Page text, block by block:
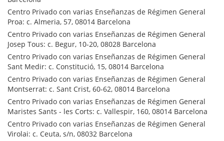
Centro Privado con varias Enseñanzas de Régimen General
Proa: c. Almeria, 57, 08014 Barcelona
Centro Privado con varias Enseñanzas de Régimen General
Josep Tous: c. Begur, 10-20, 08028 Barcelona
Centro Privado con varias Enseñanzas de Régimen General
Sant Medir: c. Constitució, 15, 08014 Barcelona
Centro Privado con varias Enseñanzas de Régimen General
Montserrat: c. Sant Crist, 60-62, 08014 Barcelona
Centro Privado con varias Enseñanzas de Régimen General
Maristes Sants - les Corts: c. Vallespir, 160, 08014 Barcelona
Centro Privado con varias Enseñanzas de Régimen General
Virolai: c. Ceuta, s/n, 08032 Barcelona